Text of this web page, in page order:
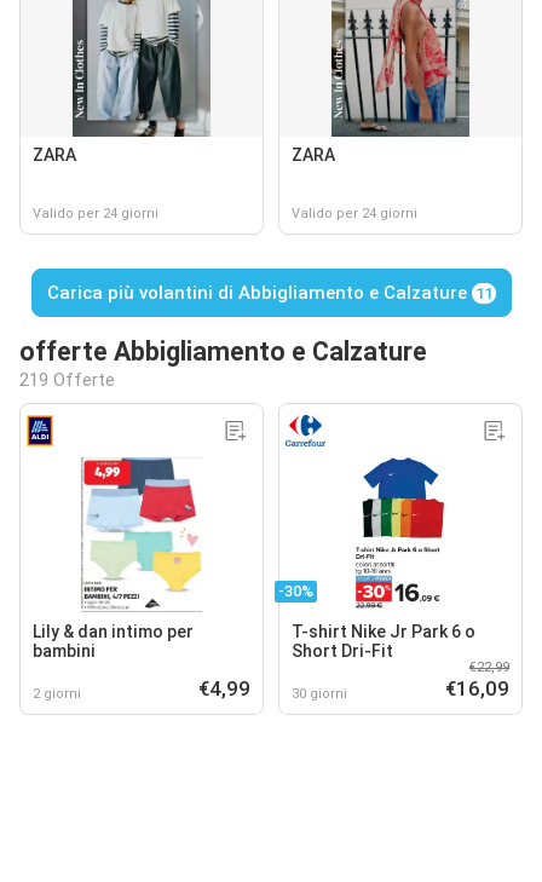
ZARA
Valido per 24 giorni
ZARA
Valido per 24 giorni
Carica più volantini di Abbigliamento e Calzature 11
offerte Abbigliamento e Calzature
219 Offerte
Lily & dan intimo per
bambini
2 giorni €4,99
-30%
T-shirt Nike Jr Park 6 o
Short Dri-Fit
30 giorni
€22,99
€16,09